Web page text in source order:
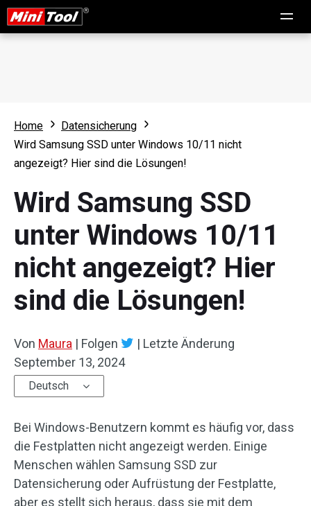
Home
Datensicherung
Wird Samsung SSD unter Windows 10/11 nicht
angezeigt? Hier sind die Lösungen!
Wird Samsung SSD
unter Windows 10/11
nicht angezeigt? Hier
sind die Lösungen!
Von Maura | Folgen | Letzte Änderung
September 13, 2024
Deutsch
Bei Windows-Benutzern kommt es häufig vor, dass
die Festplatten nicht angezeigt werden. Einige
Menschen wählen Samsung SSD zur
Datensicherung oder Aufrüstung der Festplatte,
aber es stellt sich heraus, dass sie mit dem